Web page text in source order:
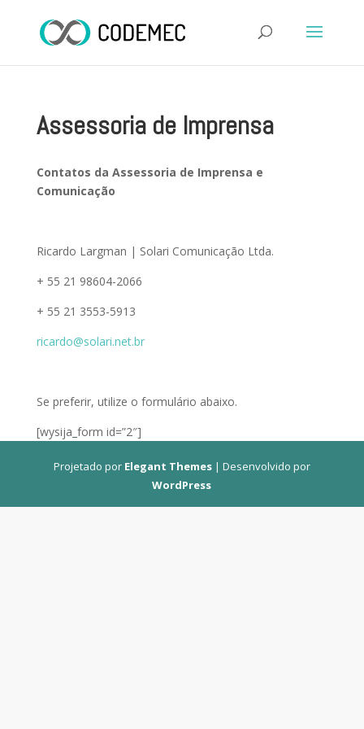
Assessoria de Imprensa
Contatos da Assessoria de Imprensa e
Comunicação
Ricardo Largman | Solari Comunicação Ltda.
+ 55 21 98604-2066
+ 55 21 3553-5913
ricardo@solari.net.br
Se preferir, utilize o formulário abaixo.
[wysija_form id=”2″]
Projetado por Elegant Themes| Desenvolvido por
WordPress